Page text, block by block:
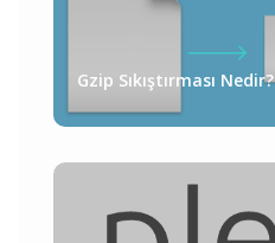
Gzip Sıkıştırması Nedir?